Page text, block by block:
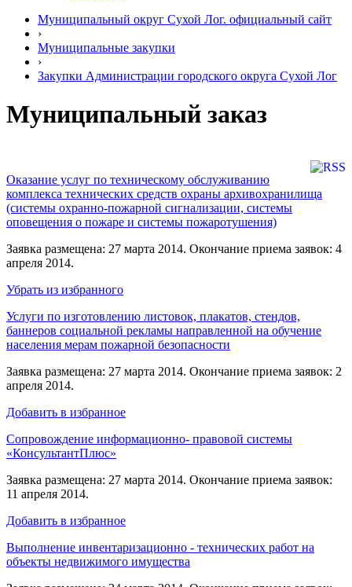
Муниципальный округ Сухой Лог. официальный сайт
›
Муниципальные закупки
›
Закупки Администрации городского округа Сухой Лог
Муниципальный заказ
Оказание услуг по техническому обслуживанию
комплекса технических средств охраны архивохранилища
(системы охранно-пожарной сигнализации, системы
оповещения о пожаре и системы пожаротушения)
Заявка размещена: 27 марта 2014. Окончание приема заявок: 4
апреля 2014.
Убрать из избранного
Услуги по изготовлению листовок, плакатов, стендов,
баннеров социальной рекламы направленной на обучение
населения мерам пожарной безопасности
Заявка размещена: 27 марта 2014. Окончание приема заявок: 2
апреля 2014.
Добавить в избранное
Сопровождение информационно- правовой системы
«КонсультантПлюс»
Заявка размещена: 27 марта 2014. Окончание приема заявок:
11 апреля 2014.
Добавить в избранное
Выполнение инвентаризационно - технических работ на
объекты недвижимого имущества